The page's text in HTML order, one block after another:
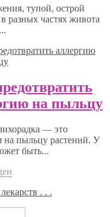
тупой, острой
разных частях живота
на пыльцу
— это
на пыльцу растений. У
быть...
. . .